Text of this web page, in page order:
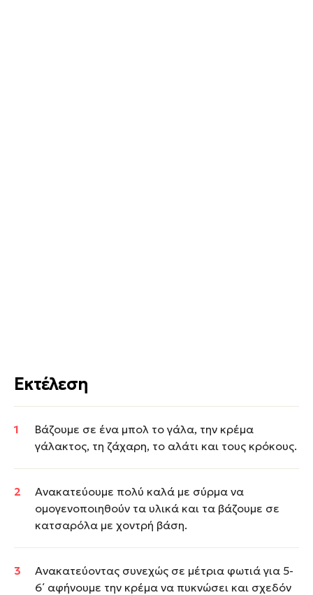
Εκτέλεση
Bάζουμε σε ένα μπολ το γάλα, την κρέμα
γάλακτος, τη ζάχαρη, το αλάτι και τους κρόκους.
Ανακατεύουμε πολύ καλά με σύρμα να
ομογενοποιηθούν τα υλικά και τα βάζουμε σε
κατσαρόλα με χοντρή βάση.
Ανακατεύοντας συνεχώς σε μέτρια φωτιά για 5-
6΄ αφήνουμε την κρέμα να πυκνώσει και σχεδόν